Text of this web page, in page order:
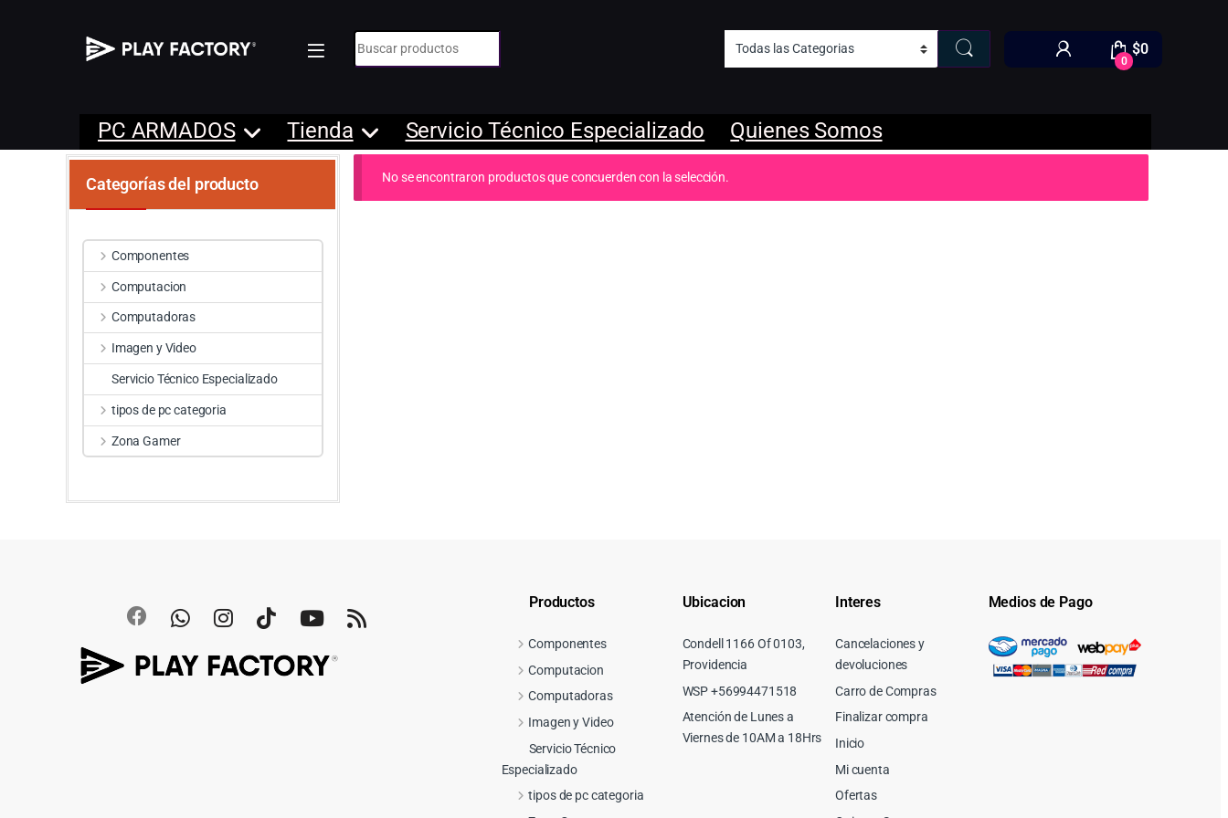
Búsqueda de:
0
$0
PC ARMADOS Tienda Servicio Técnico Especializado Quienes Somos
No se encontraron productos que concuerden con la selección.
Categorías del producto
Componentes
Computacion
Computadoras
Imagen y Video
Servicio Técnico Especializado
tipos de pc categoria
Zona Gamer
Productos
Componentes
Computacion
Computadoras
Imagen y Video
Servicio Técnico
Especializado
tipos de pc categoria
Ubicacion
Condell 1166 Of 0103,
Providencia
WSP +56994471518
Atención de Lunes a
Viernes de 10AM a 18Hrs
Interes
Cancelaciones y
devoluciones
Carro de Compras
Finalizar compra
Inicio
Mi cuenta
Ofertas
Medios de Pago